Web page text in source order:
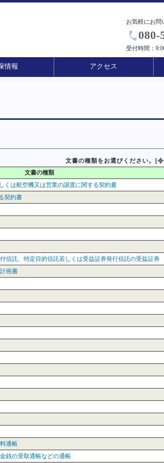
お気軽にお問
080-
受付時間：
情報 アクセス
文書の種類をお選びください。[
文書の種類
くは航空機又は営業の譲渡に関する契約書
契約書
信託、特定目的信託若しくは受益証券発行信託の受益証券
画書
通帳
銭の受取通帳などの通帳